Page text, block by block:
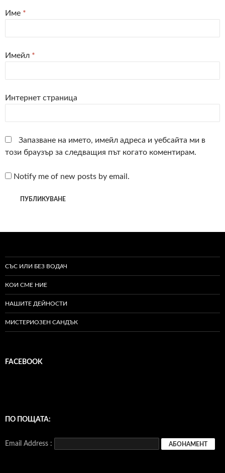
Име *
Имейл *
Интернет страница
Запазване на името, имейл адреса и уебсайта ми в
този браузър за следващия път когато коментирам.
Notify me of new posts by email.
СЪС ИЛИ БЕЗ ВОДАЧ
КОИ СМЕ НИЕ
НАШИТЕ ДЕЙНОСТИ
МИСТЕРИОЗЕН САНДЪК
FACEBOOK
ПО ПОЩАТА:
Email Address :